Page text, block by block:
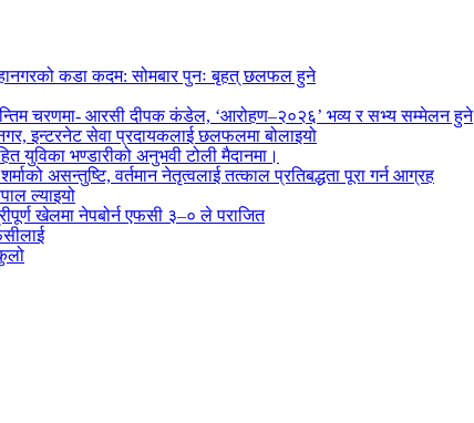
कडा कदम: सोमबार पुनः बृहत् छलफल हुने
चरणमा- आरसी दीपक कंडेल, ‘आरोहण–२०२६’ भव्य र सभ्य सम्मेलन हुने
इन्टरनेट सेवा प्रदायकलाई छलफलमा बोलाइयो
युविका भण्डारीको अनुभवी टोली मैदानमा।
असन्तुष्टि, वर्तमान नेतृत्वलाई तत्काल प्रतिबद्धता पूरा गर्न आग्रह
ल्याइयो
खेलमा नेपबोर्न एफसी ३–० ले पराजित